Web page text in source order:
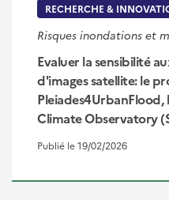
RECHERCHE &
Risques inondations et
Evaluer la sensibilité
d'images satellite: le
Pleiades4UrbanFlood,
Climate Observatory
Publié le 19/02/2026